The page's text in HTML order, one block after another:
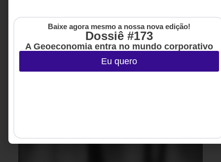
Baixe agora mesmo a nossa nova edição!
Dossiê #173
A Geoeconomia entra no mundo corporativo
Eu quero